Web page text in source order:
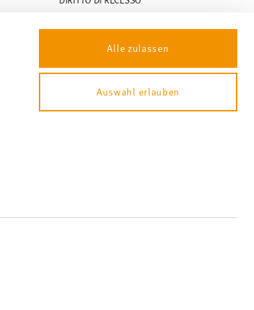
Alle zulassen
Auswahl erlauben
STAMPA